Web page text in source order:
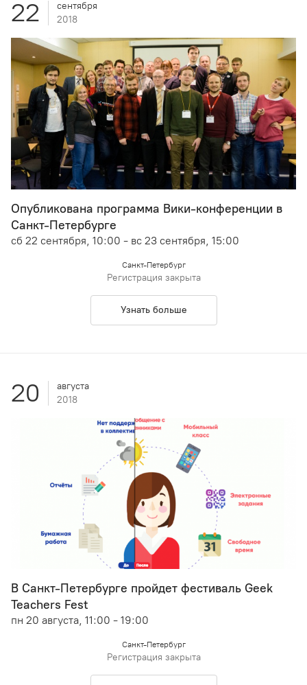
22
сентября
2018
Опубликована программа Вики-конференции в
Санкт-Петербурге
сб 22 сентября, 10:00 - вс 23 сентября, 15:00
Санкт-Петербург
Регистрация закрыта
Узнать больше
20
августа
2018
В Санкт-Петербурге пройдет фестиваль Geek
Teachers Fest
пн 20 августа, 11:00 - 19:00
Санкт-Петербург
Регистрация закрыта